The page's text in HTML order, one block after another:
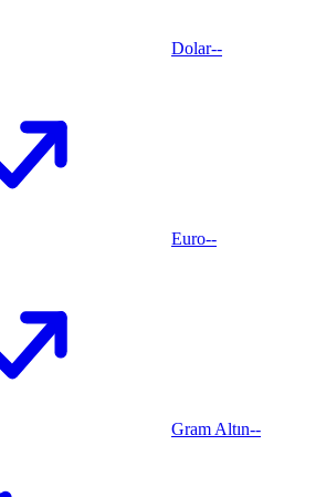
Dolar--
Euro--
Gram Altın--